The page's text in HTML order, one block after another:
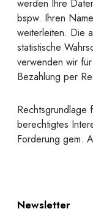
werden Ihre
bspw. Ihren
weiterleiten. Die
statistische
verwenden wir
Bezahlung per
Rechtsgrundlage
berechtigtes
Forderung gem.
Newsletter